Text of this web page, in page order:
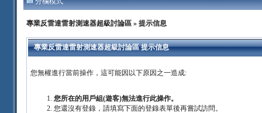
專業反雷達雷射測速器超級討論區» 提示信息
專業反雷達雷射測速器超級討論區 提示信息
您無權進行當前操作，這可能因以下原因之一造成:
您所在的用戶組(遊客)無法進行此操作。
您還沒有登錄，請填寫下面的登錄表單後再嘗試訪問。